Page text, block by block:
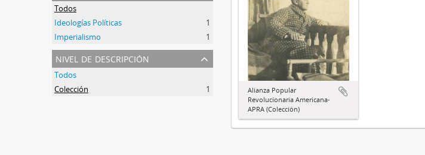
Todos
Ideologías Políticas
1
Imperialismo
1
nivel de descripción
Todos
Colección
1
Alianza Popular
Revolucionaria Americana-
APRA (Colección)